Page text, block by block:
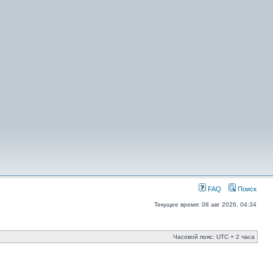
FAQ Поиск
Текущее время: 08 авг 2026, 04:34
Часовой пояс: UTC + 2 часа